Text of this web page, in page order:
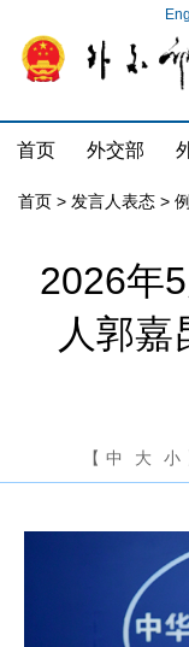
首页 外交部
首页 > 发言人表态 >
2026年
人郭嘉
【 中 大 小